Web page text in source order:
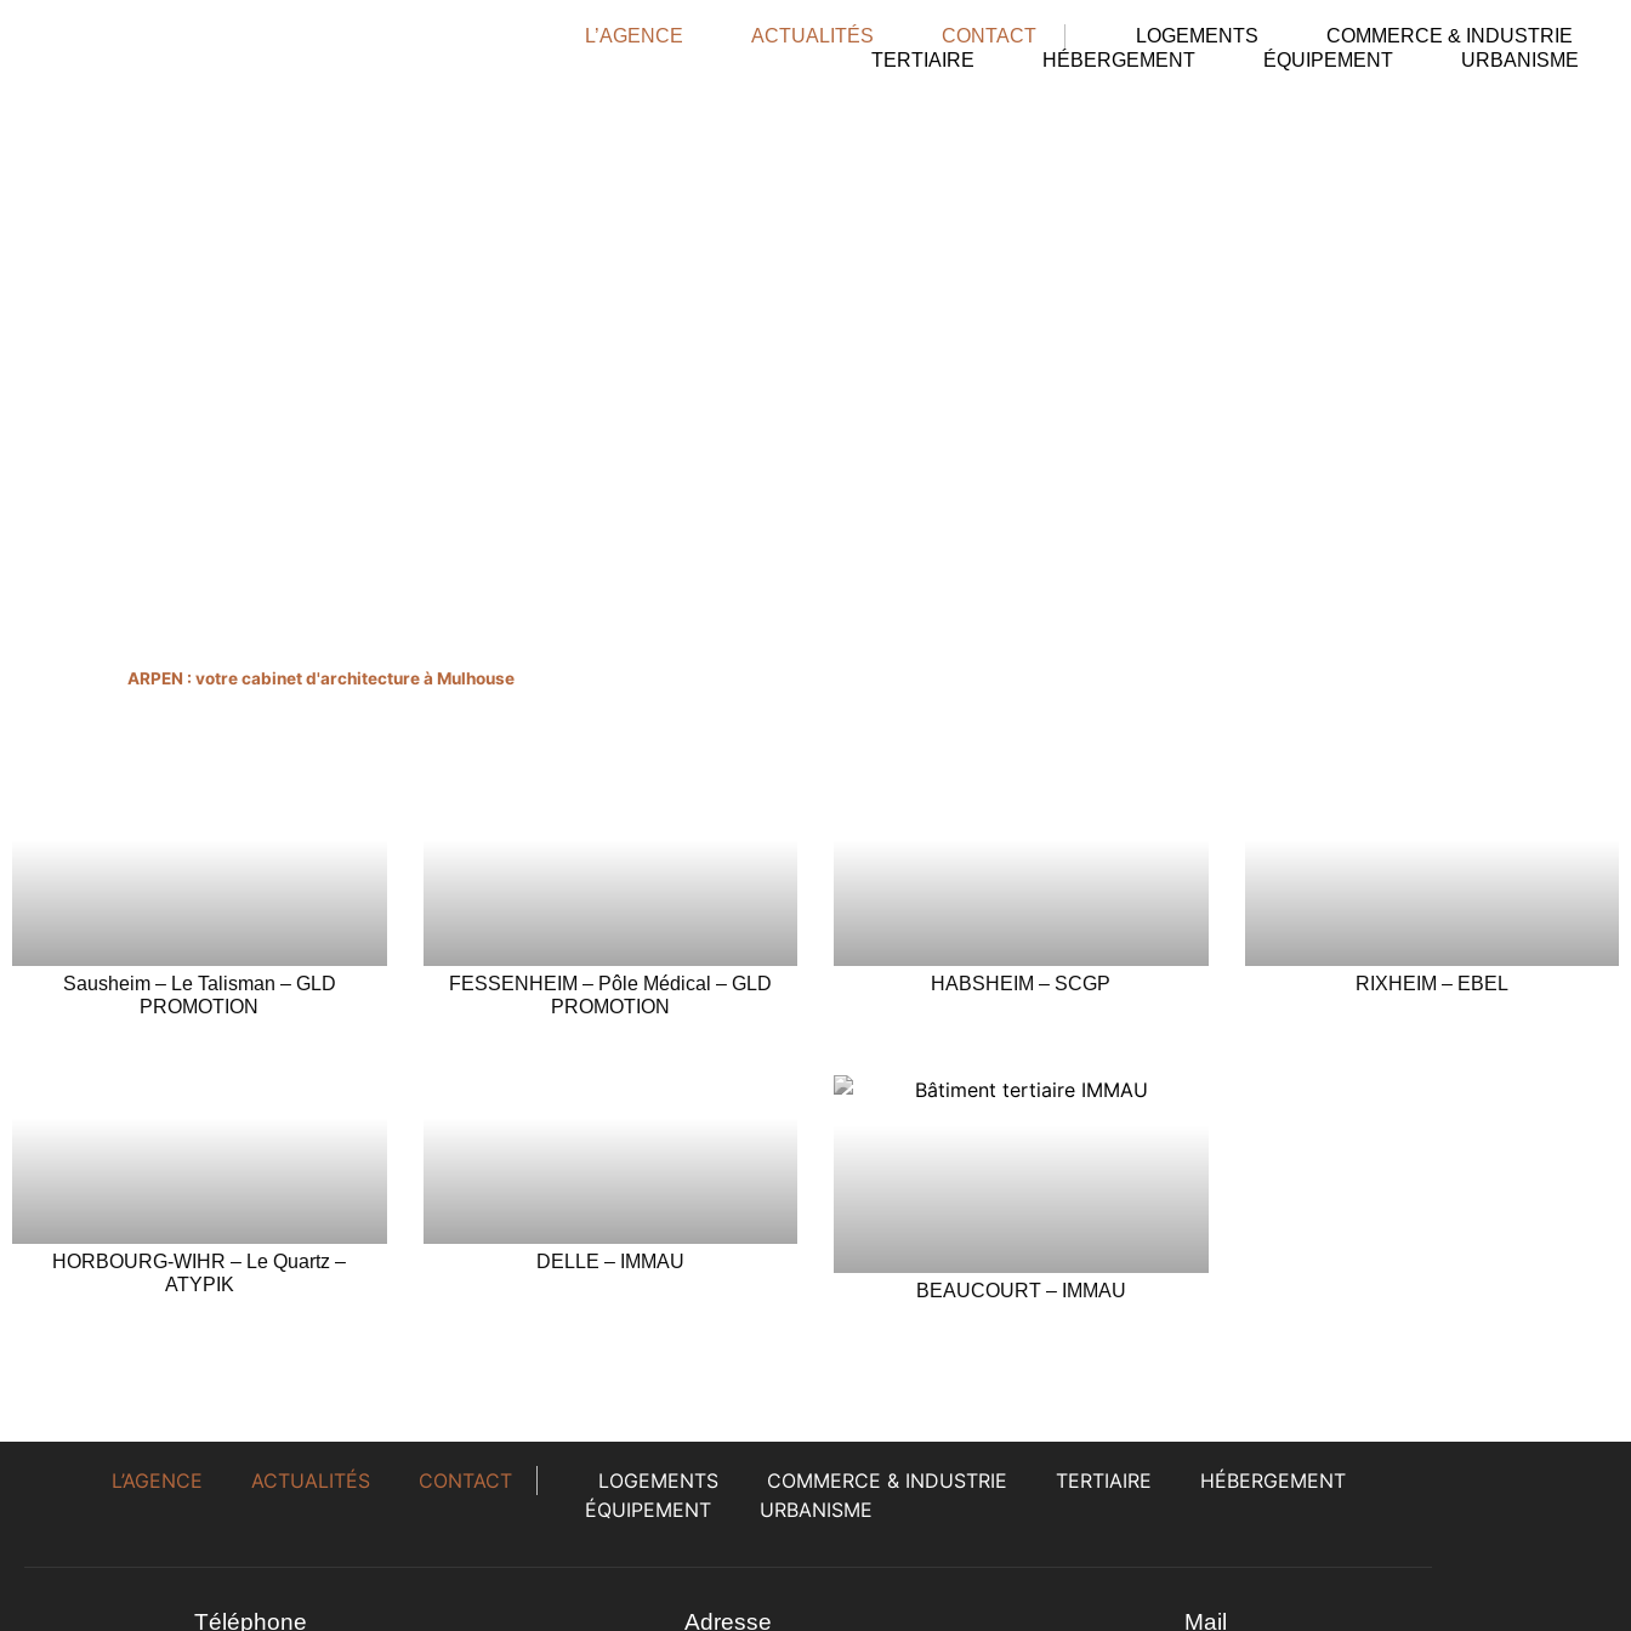
L’AGENCE ACTUALITÉS CONTACT LOGEMENTS
COMMERCE & INDUSTRIE
TERTIAIRE
HÉBERGEMENT ÉQUIPEMENT URBANISME
ARPEN : votre cabinet d'architecture à Mulhouse
Sausheim – Le Talisman – GLD
PROMOTION
FESSENHEIM – Pôle Médical – GLD
PROMOTION
HABSHEIM – SCGP RIXHEIM – EBEL
HORBOURG-WIHR – Le Quartz –
ATYPIK
DELLE – IMMAU
BEAUCOURT – IMMAU
L’AGENCE ACTUALITÉS CONTACT LOGEMENTS COMMERCE & INDUSTRIE TERTIAIRE
HÉBERGEMENT
ÉQUIPEMENT
URBANISME
Téléphone Adresse Mail